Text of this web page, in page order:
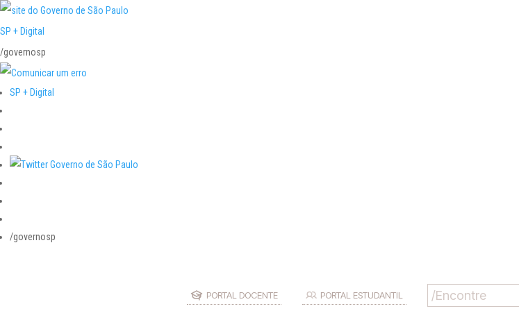
SP + Digital
/governosp
SP + Digital
/governosp
PORTAL DOCENTE PORTAL ESTUDANTIL